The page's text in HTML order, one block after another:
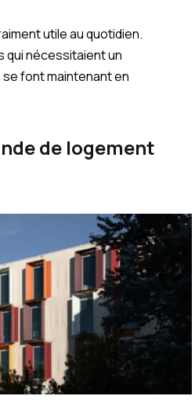
utile au quotidien.
qui nécessitaient un
font maintenant en
de logement